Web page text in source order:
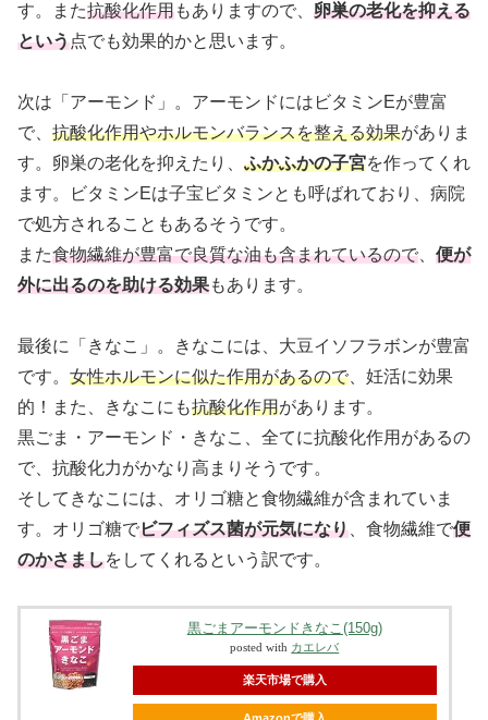
す。また抗酸化作用もありますので、 卵巣の老化を抑える
という点でも効果的かと思います。
次は「アーモンド」。アーモンドにはビタミンEが豊富
で、 抗酸化作用やホルモンバランスを整える効果がありま
す。卵巣の老化を抑えたり、 ふかふかの子宮を作ってくれ
ます。ビタミンEは子宝ビタミンとも呼ばれており、病院
で処方されることもあるそうです。
また食物繊維が豊富で良質な油も含まれているので
便が
外に出るのを助ける効果もあります。
最後に「きなこ」。きなこには、大豆イソフラボンが豊富
です。 女性ホルモンに似た作用があるので 、妊活に効果
的！また、きなこにも抗酸化作用があります。
黒ごま・アーモンド・きなこ、全てに抗酸化作用があるの
で、抗酸化力がかなり高まりそうです。
そしてきなこには、オリゴ糖と食物繊維が含まれていま
す。オリゴ糖でビフィズス菌が元気になり 、食物繊維で便
のかさましをしてくれるという訳です。
黒ごまアーモンドきなこ(150g)
posted with カエレバ
楽天市場で購入